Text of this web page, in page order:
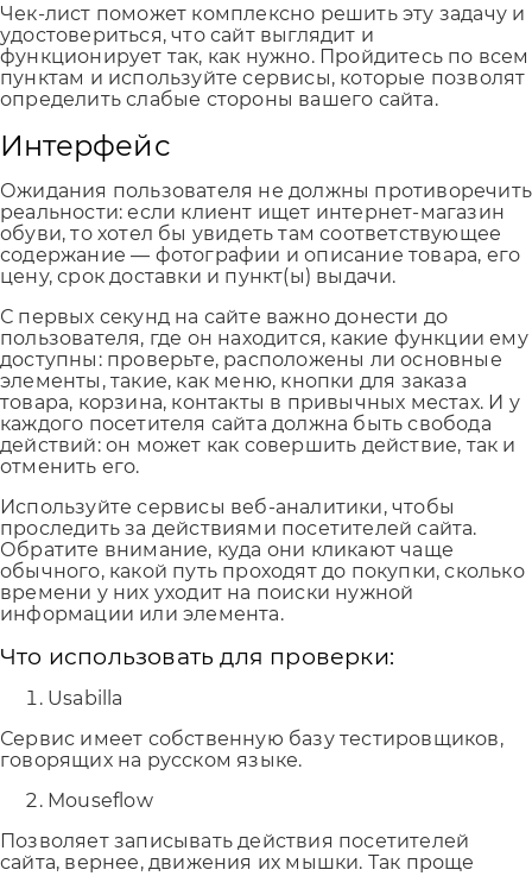
Чек-лист поможет комплексно решить эту задачу и
удостовериться, что сайт выглядит и
функционирует так, как нужно. Пройдитесь по всем
пунктам и используйте сервисы, которые позволят
определить слабые стороны вашего сайта.
Интерфейс
Ожидания пользователя не должны противоречить
реальности: если клиент ищет интернет-магазин
обуви, то хотел бы увидеть там соответствующее
содержание — фотографии и описание товара, его
цену, срок доставки и пункт(ы) выдачи.
С первых секунд на сайте важно донести до
пользователя, где он находится, какие функции ему
доступны: проверьте, расположены ли основные
элементы, такие, как меню, кнопки для заказа
товара, корзина, контакты в привычных местах. И у
каждого посетителя сайта должна быть свобода
действий: он может как совершить действие, так и
отменить его.
Используйте сервисы веб-аналитики, чтобы
проследить за действиями посетителей сайта.
Обратите внимание, куда они кликают чаще
обычного, какой путь проходят до покупки, сколько
времени у них уходит на поиски нужной
информации или элемента.
Что использовать для проверки:
Usabilla
Сервис имеет собственную базу тестировщиков,
говорящих на русском языке.
Mouseflow
Позволяет записывать действия посетителей
сайта, вернее, движения их мышки. Так проще